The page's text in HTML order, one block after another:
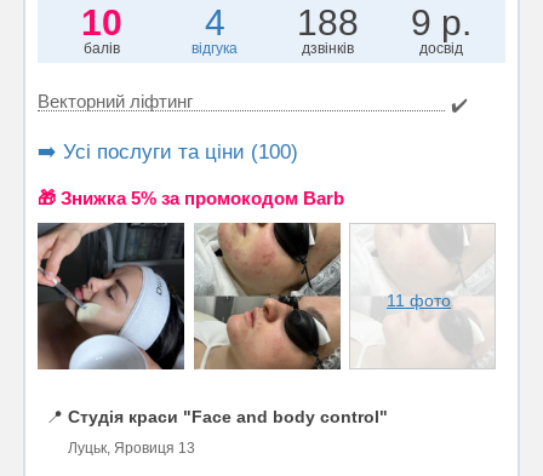
10
балів
4
відгука
188
дзвінків
9 р.
досвід
Векторний ліфтинг ✔️
➡️ Усі послуги та ціни (100)
🎁 Знижка 5% за промокодом Barb
11 фото
📍 Студія краси "Face and body control"
Луцьк, Яровиця 13